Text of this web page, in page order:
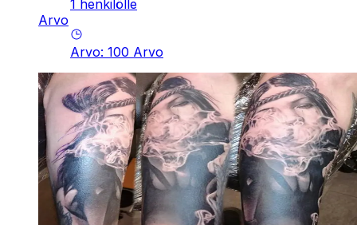
1 henkilölle
Arvo
Arvo: 100 Arvo